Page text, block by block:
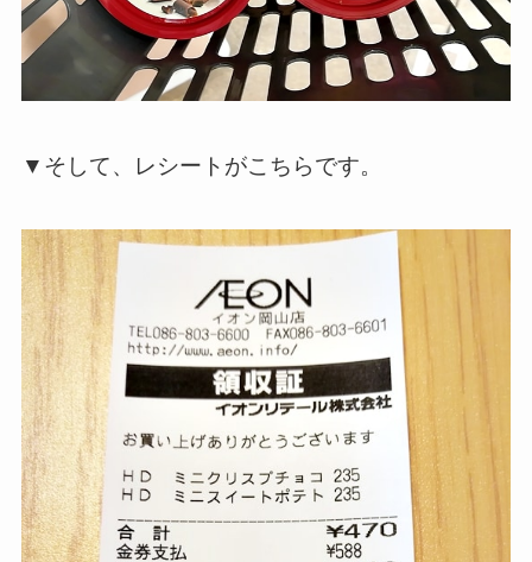
▼そして、レシートがこちらです。